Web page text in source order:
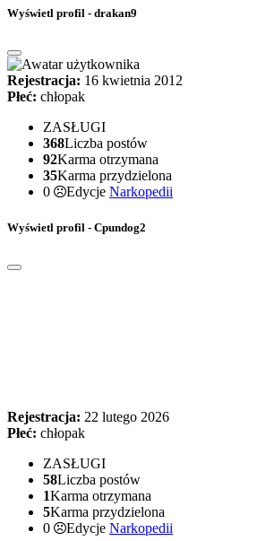
Wyświetl profil - drakan9
Rejestracja: 16 kwietnia 2012
Płeć: chłopak
ZASŁUGI
368Liczba postów
92Karma otrzymana
35Karma przydzielona
0
Edycje Narkopedii
Wyświetl profil - Cpundog2
Rejestracja: 22 lutego 2026
Płeć: chłopak
ZASŁUGI
58Liczba postów
1Karma otrzymana
5Karma przydzielona
0
Edycje Narkopedii